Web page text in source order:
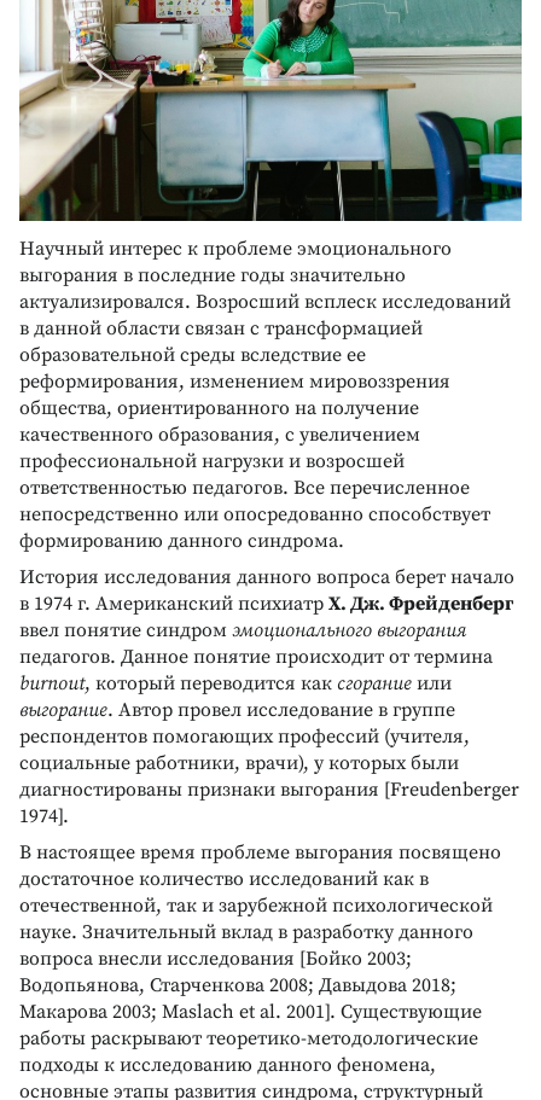
Научный интерес к проблеме эмоционального
выгорания в последние годы значительно
актуализировался. Возросший всплеск исследований
в данной области связан с трансформацией
образовательной среды вследствие ее
реформирования, изменением мировоззрения
общества, ориентированного на получение
качественного образования, с увеличением
профессиональной нагрузки и возросшей
ответственностью педагогов. Все перечисленное
непосредственно или опосредованно способствует
формированию данного синдрома.
История исследования данного вопроса берет начало
в 1974 г. Американский психиатр Х. Дж. Фрейденберг
ввел понятие синдром эмоционального выгорания
педагогов. Данное понятие происходит от термина
burnout, который переводится как сгорание или
выгорание. Автор провел исследование в группе
респондентов помогающих профессий (учителя,
социальные работники, врачи), у которых были
диагностированы признаки выгорания [Freudenberger
1974].
В настоящее время проблеме выгорания посвящено
достаточное количество исследований как в
отечественной, так и зарубежной психологической
науке. Значительный вклад в разработку данного
вопроса внесли исследования [Бойко 2003;
Водопьянова, Старченкова 2008; Давыдова 2018;
Макарова 2003; Maslach et al. 2001]. Существующие
работы раскрывают теоретико-методологические
подходы к исследованию данного феномена,
основные этапы развития синдрома, структурный